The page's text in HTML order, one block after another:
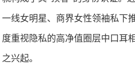
一线女明星、商界女性领袖私下
度重视隐私的高净值圈层中口耳
之兴起。